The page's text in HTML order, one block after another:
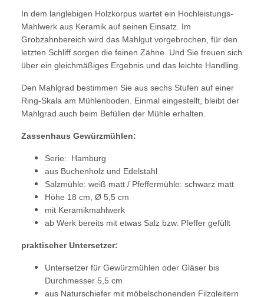
In dem langlebigen Holzkorpus wartet ein Hochleistungs-
Mahlwerk aus Keramik auf seinen Einsatz. Im
Grobzahnbereich wird das Mahlgut vorgebrochen, für den
letzten Schliff sorgen die feinen Zähne. Und Sie freuen sich
über ein gleichmäßiges Ergebnis und das leichte Handling.
Den Mahlgrad bestimmen Sie aus sechs Stufen auf einer
Ring-Skala am Mühlenboden. Einmal eingestellt, bleibt der
Mahlgrad auch beim Befüllen der Mühle erhalten.
Zassenhaus Gewürzmühlen:
Serie: Hamburg
aus Buchenholz und Edelstahl
Salzmühle: weiß matt / Pfeffermühle: schwarz matt
Höhe 18 cm, Ø 5,5 cm
mit Keramikmahlwerk
ab Werk bereits mit etwas Salz bzw. Pfeffer gefüllt
praktischer Untersetzer:
Untersetzer für Gewürzmühlen oder Gläser bis
Durchmesser 5,5 cm
aus Naturschiefer mit möbelschonenden Filzgleitern